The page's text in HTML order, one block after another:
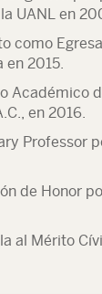
UANL en
como
2015.
Académico
en 2016.
Professor
de Honor
al Mérito